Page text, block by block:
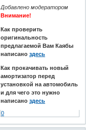
Добавлено модератором
Внимание!
Как проверить
оригинальность
предлагаемой Вам Каябы
написаноздесь
Как прокачивать новый
амортизатор перед
установкой на автомобиль
и для чего это нужно
написаноздесь
0